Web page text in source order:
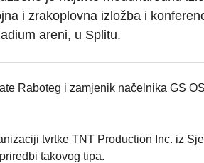
i zrakoplovna izložba i
areni, u Splitu.
Raboteg i zamjenik načelnika GS
tvrtke TNT Production Inc. iz
takovog tipa.